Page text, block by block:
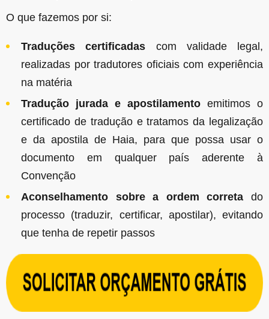
O que fazemos por si:
Traduções certificadas com validade legal,
realizadas por tradutores oficiais com experiência
na matéria
Tradução jurada e apostilamento emitimos o
certificado de tradução e tratamos da legalização
e da apostila de Haia, para que possa usar o
documento em qualquer país aderente à
Convenção
Aconselhamento sobre a ordem correta do
processo (traduzir, certificar, apostilar), evitando
que tenha de repetir passos